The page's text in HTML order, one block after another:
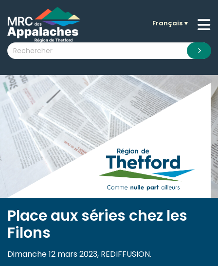
submenu (La MRC )
submenu (Citoyens )
submenu (Visiteurs )
submenu (Nouvelles )
submenu (Documentation )
Français▼
Place aux séries chez les
Filons
Dimanche 12 mars 2023, REDIFFUSION.